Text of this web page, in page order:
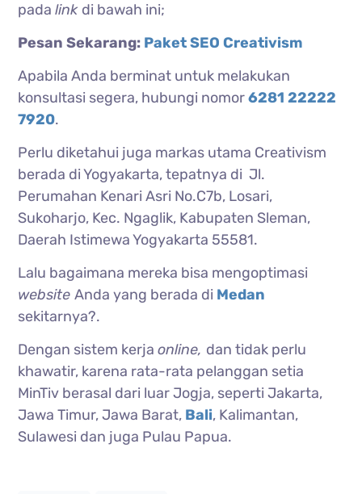
padalink di bawah ini;
Pesan Sekarang: Paket SEO Creativism
Apabila Anda berminat untuk melakukan
konsultasi segera, hubungi nomor6281 22222
7920.
Perlu diketahui juga markas utama Creativism
berada di Yogyakarta, tepatnya di Jl.
Perumahan Kenari Asri No.C7b, Losari,
Sukoharjo, Kec. Ngaglik, Kabupaten Sleman,
Daerah Istimewa Yogyakarta 55581.
Lalu bagaimana mereka bisa mengoptimasi
websiteAnda yang berada di Medan
sekitarnya?.
Dengan sistem kerjaonline, dan tidak perlu
khawatir, karena rata-rata pelanggan setia
MinTiv berasal dari luar Jogja, seperti Jakarta,
Jawa Timur, Jawa Barat, Bali, Kalimantan,
Sulawesi dan juga Pulau Papua.